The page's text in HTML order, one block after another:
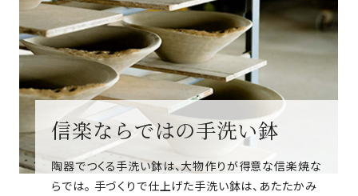
信楽ならではの手洗い鉢
陶器でつくる手洗い鉢は、大物作りが得意な信楽焼な
らでは。 手づくりで仕上げた手洗い鉢は、あたたかみ